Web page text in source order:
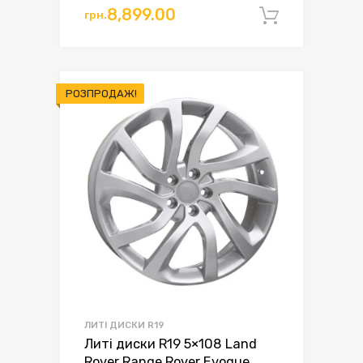
ціна:
грн.8,899.00
ціна:
РОЗПРОДАЖ!
ЛИТІ ДИСКИ R19
Литі диски R19 5×108 Land